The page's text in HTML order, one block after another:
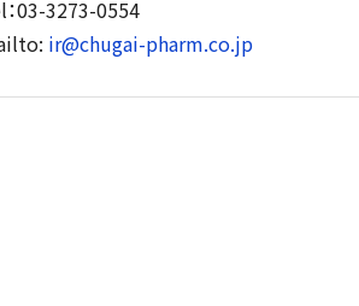
：03-3273-0554
ir@chugai-pharm.co.jp